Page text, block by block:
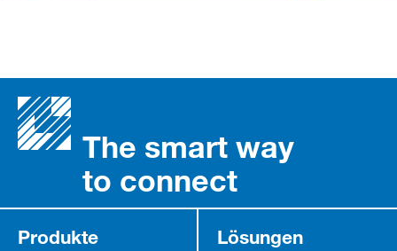
The smart way
to connect
Produkte Lösungen